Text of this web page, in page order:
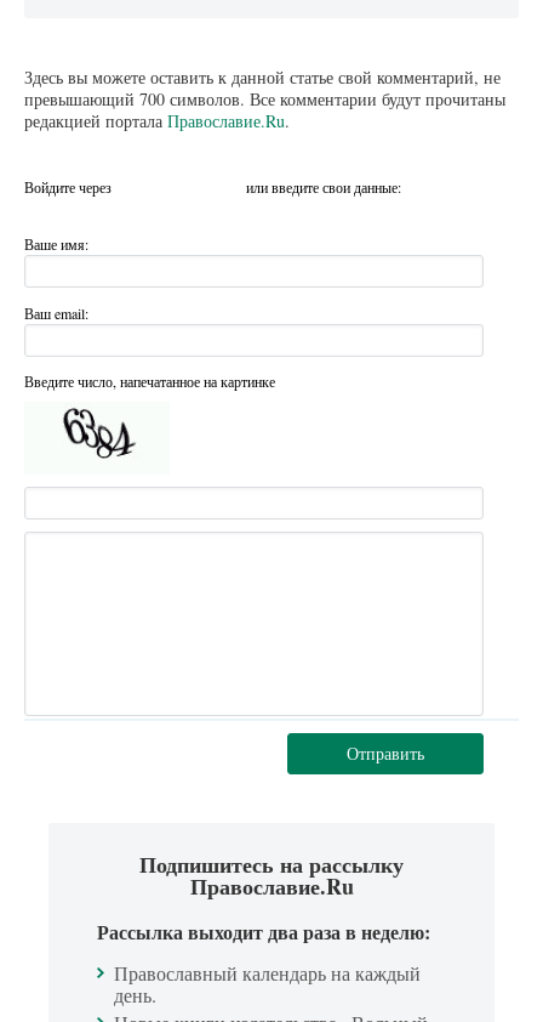
Здесь вы можете оставить к данной статье свой комментарий, не
превышающий 700 символов. Все комментарии будут прочитаны
редакцией портала Православие.Ru.
Войдите через или введите свои данные:
Ваше имя:
Ваш email:
Введите число, напечатанное на картинке
Отправить
Подпишитесь на рассылку
Православие.Ru
Рассылка выходит два раза в неделю:
Православный календарь на каждый
день.